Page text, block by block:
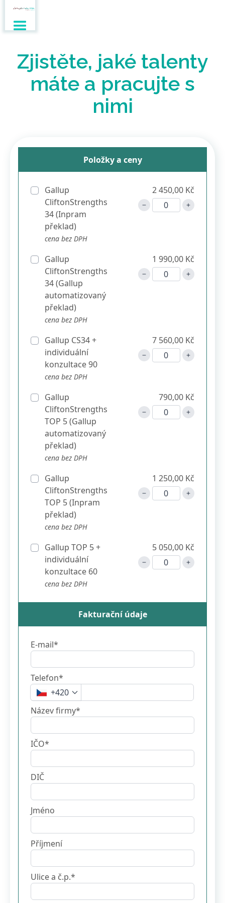
Zjistěte, jaké talenty
máte a pracujte s
nimi
Položky a ceny
Gallup
CliftonStrengths
34 (Inpram
překlad)
cena bez DPH
2 450,00 Kč
Gallup
CliftonStrengths
34 (Gallup
automatizovaný
překlad)
cena bez DPH
1 990,00 Kč
Gallup CS34 +
individuální
konzultace 90
cena bez DPH
7 560,00 Kč
Gallup
CliftonStrengths
TOP 5 (Gallup
automatizovaný
překlad)
cena bez DPH
790,00 Kč
Gallup
CliftonStrengths
TOP 5 (Inpram
překlad)
cena bez DPH
1 250,00 Kč
Gallup TOP 5 +
individuální
konzultace 60
cena bez DPH
5 050,00 Kč
Fakturační údaje
E-mail*
Telefon*
+420
Název firmy*
IČO*
DIČ
Jméno
Příjmení
Ulice a č.p.*